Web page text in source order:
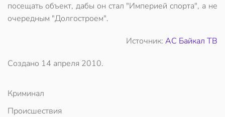
посещать объект, дабы он стал "Империей спорта", а не
очередным "Долгостроем".
Источник: АС Байкал ТВ
Создано 14 апреля 2010.
Криминал
Происшествия